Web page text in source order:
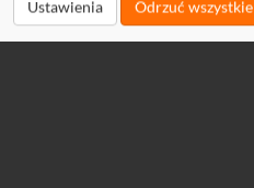
Ustawienia Odrzuć wszystkie